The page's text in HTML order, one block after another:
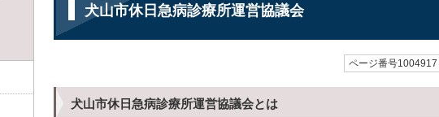
犬山市休日急病診療所運営協議会
ページ番号1004917
犬山市休日急病診療所運営協議会とは